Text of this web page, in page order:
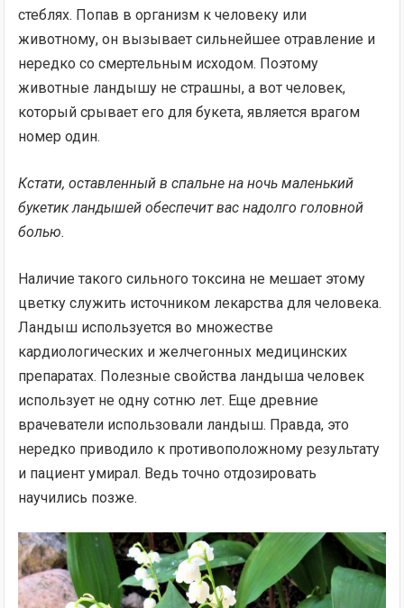
стеблях. Попав в организм к человеку или
животному, он вызывает сильнейшее отравление и
нередко со смертельным исходом. Поэтому
животные ландышу не страшны, а вот человек,
который срывает его для букета, является врагом
номер один.
Кстати, оставленный в спальне на ночь маленький
букетик ландышей обеспечит вас надолго головной
болью.
Наличие такого сильного токсина не мешает этому
цветку служить источником лекарства для человека.
Ландыш используется во множестве
кардиологических и желчегонных медицинских
препаратах. Полезные свойства ландыша человек
использует не одну сотню лет. Еще древние
врачеватели использовали ландыш. Правда, это
нередко приводило к противоположному результату
и пациент умирал. Ведь точно отдозировать
научились позже.